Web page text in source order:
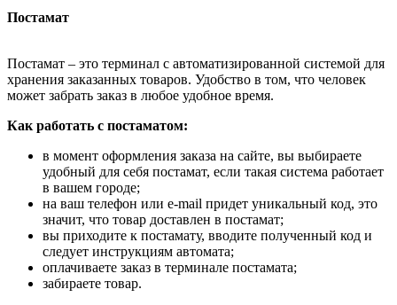
Постамат
Постамат – это терминал с автоматизированной системой для
хранения заказанных товаров. Удобство в том, что человек
может забрать заказ в любое удобное время.
Как работать с постаматом:
в момент оформления заказа на сайте, вы выбираете
удобный для себя постамат, если такая система работает
в вашем городе;
на ваш телефон или e-mail придет уникальный код, это
значит, что товар доставлен в постамат;
вы приходите к постамату, вводите полученный код и
следует инструкциям автомата;
оплачиваете заказ в терминале постамата;
забираете товар.